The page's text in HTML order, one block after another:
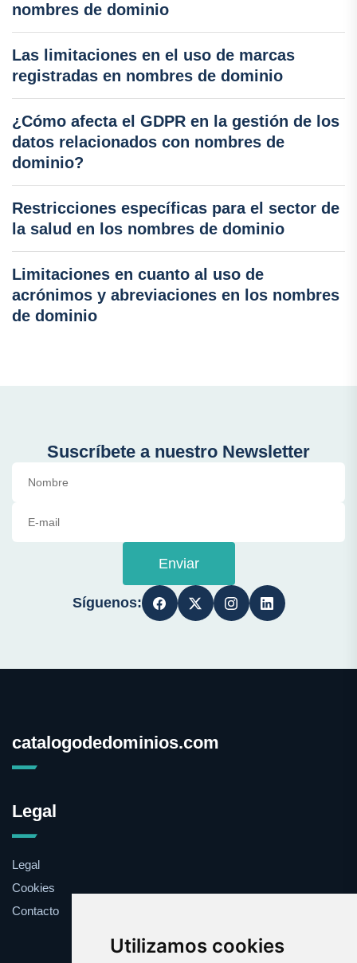
Utilizamos cookies
nombres de dominio
Las limitaciones en el uso de marcas
registradas en nombres de dominio
¿Cómo afecta el GDPR en la gestión de los
datos relacionados con nombres de
dominio?
Restricciones específicas para el sector de
la salud en los nombres de dominio
Limitaciones en cuanto al uso de
acrónimos y abreviaciones en los nombres
de dominio
Suscríbete a nuestro Newsletter
Enviar
Síguenos:
catalogodedominios.com
Legal
Legal
Cookies
Contacto